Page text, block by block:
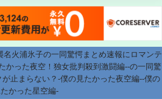
名火浦氷子の一同驚愕まとめ速報にロマンテ
かった夜空！独女批判殺到激闘編--の一同驚
止まらない？-僕の見たかった夜空編--僕の
たかった星空編-